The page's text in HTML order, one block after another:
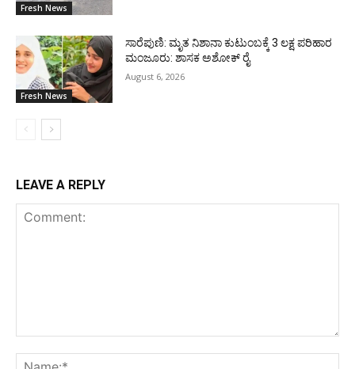
Fresh News
Fresh News
ಸಾರೆಪುಣಿ: ಮೃತ ನಿಶಾನಾ ಕುಟುಂಬಕ್ಕೆ 3 ಲಕ್ಷ ಪರಿಹಾರ
ಮಂಜೂರು: ಶಾಸಕ ಅಶೋಕ್ ರೈ
August 6, 2026
LEAVE A REPLY